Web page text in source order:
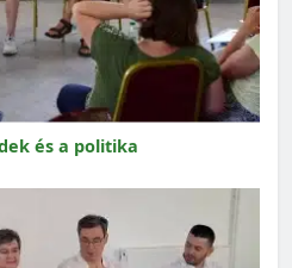
és a politika